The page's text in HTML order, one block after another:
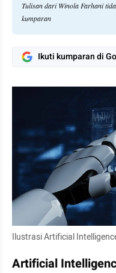
Tulisan dari Winola Farhani
kumparan
Ikuti kumparan di
Ilustrasi Artificial
Artificial